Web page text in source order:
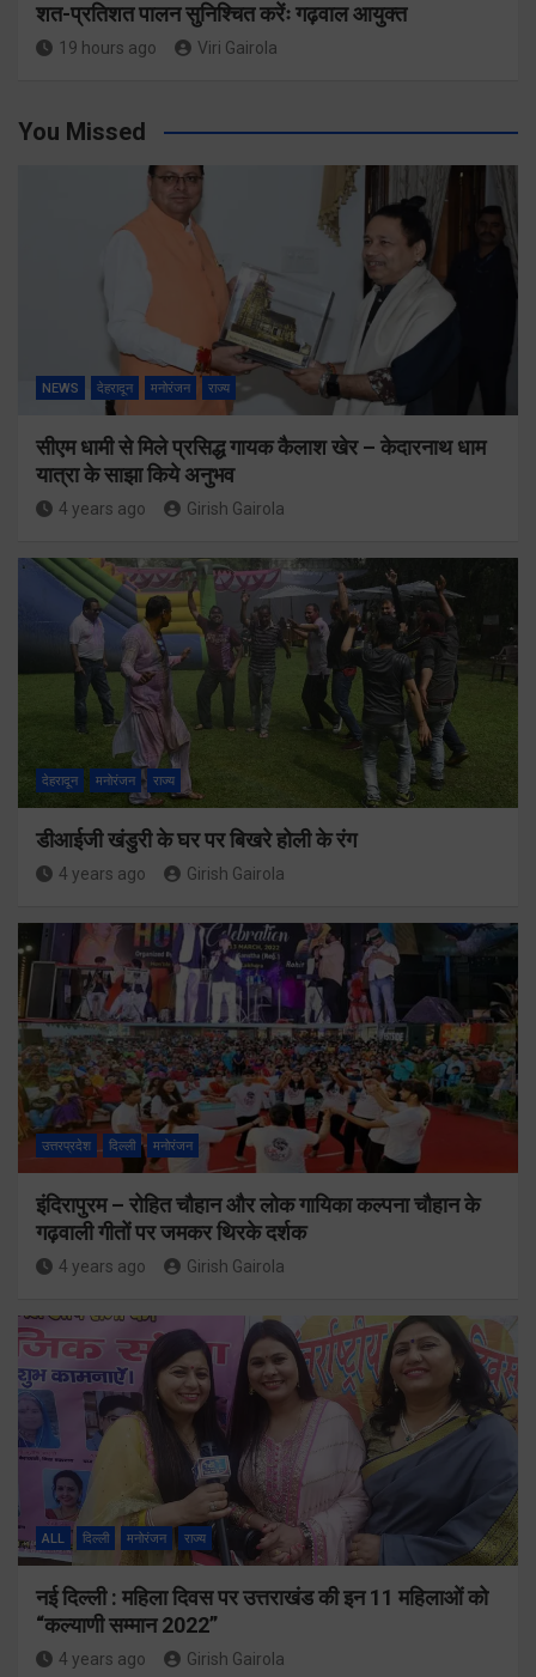
शत-प्रतिशत पालन सुनिश्चित करेंः गढ़वाल आयुक्त
19 hours ago Viri Gairola
You Missed
NEWS देहरादून मनोरंजन राज्य
सीएम धामी से मिले प्रसिद्ध गायक कैलाश खेर – केदारनाथ धाम
यात्रा के साझा किये अनुभव
4 years ago Girish Gairola
देहरादून मनोरंजन राज्य
डीआईजी खंडुरी के घर पर बिखरे होली के रंग
4 years ago Girish Gairola
उत्तरप्रदेश दिल्ली मनोरंजन
इंदिरापुरम – रोहित चौहान और लोक गायिका कल्पना चौहान के
गढ़वाली गीतों पर जमकर थिरके दर्शक
4 years ago Girish Gairola
ALL दिल्ली मनोरंजन राज्य
नई दिल्ली : महिला दिवस पर उत्तराखंड की इन 11 महिलाओं को
“कल्याणी सम्मान 2022”
4 years ago Girish Gairola